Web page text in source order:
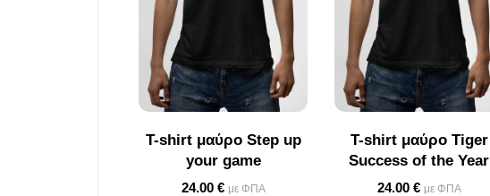
T-shirt μαύρο Step up
your game
24.00 € με ΦΠΑ
T-shirt μαύρο Tiger
Success of the Year
24.00 € με ΦΠΑ